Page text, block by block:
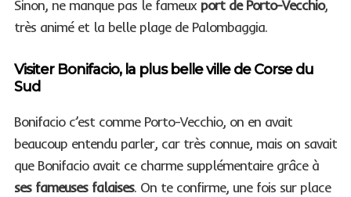
Sinon, ne manque pas le fameux port de Porto-Vecchio,
très animé et la belle plage de Palombaggia.
Visiter Bonifacio, la plus belle ville de Corse du
Sud
Bonifacio c’est comme Porto-Vecchio, on en avait
beaucoup entendu parler, car très connue, mais on savait
que Bonifacio avait ce charme supplémentaire grâce à
ses fameuses falaises. On te confirme, une fois sur place